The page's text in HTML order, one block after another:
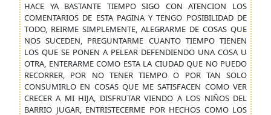
HACE YA BASTANTE TIEMPO SIGO CON ATENCION LOS
COMENTARIOS DE ESTA PAGINA Y TENGO POSIBILIDAD DE
TODO, REIRME SIMPLEMENTE, ALEGRARME DE COSAS QUE
NOS SUCEDEN, PREGUNTARME CUANTO TIEMPO TIENEN
LOS QUE SE PONEN A PELEAR DEFENDIENDO UNA COSA U
OTRA, ENTERARME COMO ESTA LA CIUDAD QUE NO PUEDO
RECORRER, POR NO TENER TIEMPO O POR TAN SOLO
CONSUMIRLO EN COSAS QUE ME SATISFACEN COMO VER
CRECER A MI HIJA, DISFRUTAR VIENDO A LOS NIÑOS DEL
BARRIO JUGAR, ENTRISTECERME POR HECHOS COMO LOS